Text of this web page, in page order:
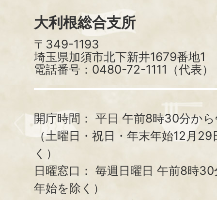
大利根総合支所
〒349-1193
埼玉県加須市北下新井1679番地1
電話番号：0480-72-1111（代表）
開庁時間： 平日 午前8時30分か
（土曜日・祝日・年末年始12月
く）
日曜窓口： 毎週日曜日 午前8時
年始を除く）